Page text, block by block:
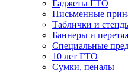
Гаджеты ГТО
Письменные
Таблички и
Баннеры и
Специальные
10 лет ГТО
Сумки, пеналы